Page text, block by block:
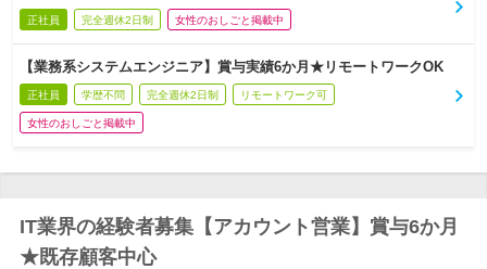
正社員 完全週休2日制 女性のおしごと掲載中
【業務系システムエンジニア】賞与実績6か月★リモートワークOK
正社員 学歴不問 完全週休2日制 リモートワーク可
女性のおしごと掲載中
IT業界の経験者募集【アカウント営業】賞与6か月
★既存顧客中心